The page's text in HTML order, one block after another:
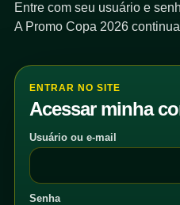
Entre com seu usuário e
A Promo Copa 2026
ENTRAR NO SITE
Acessar minha
Usuário ou e-mail
Senha